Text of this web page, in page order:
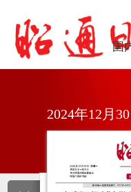
国
2024年12月30